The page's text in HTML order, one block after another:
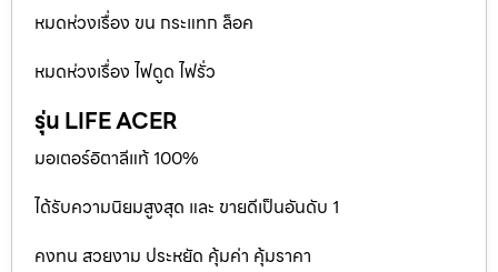
หมดห่วงเรื่อง ขน กระแทก ล็อค
หมดห่วงเรื่อง ไฟดูด ไฟรั่ว
รุ่น LIFE ACER
มอเตอร์อิตาลีแท้ 100%
ได้รับความนิยมสูงสุด และ ขายดีเป็นอันดับ 1
คงทน สวยงาม ประหยัด คุ้มค่า คุ้มราคา